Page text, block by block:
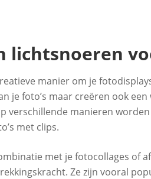
lichtsnoeren
manier om je
je foto’s maar creëren ook
verschillende manieren
met clips.
met je fotocollages of
Ze zijn vooral